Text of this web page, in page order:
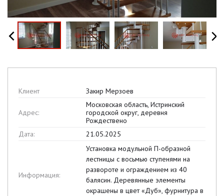
Клиент Закир Мерзоев
Адрес:
Московская область, Истринский
городской округ, деревня
Рождествено
Дата:
21.05.2025
Информация:
Установка модульной П-образной
лестницы с восьмью ступенями на
развороте и ограждением из 40
балясин. Деревянные элементы
окрашены в цвет «Дуб», фурнитура в